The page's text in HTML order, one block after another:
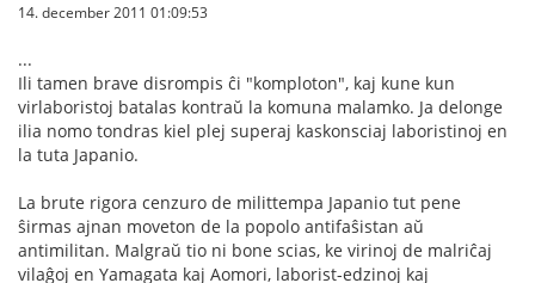
14. december 2011 01:09:53
...
Ili tamen brave disrompis ĉi "komploton", kaj kune kun
virlaboristoj batalas kontraŭ la komuna malamko. Ja delonge
ilia nomo tondras kiel plej superaj kaskonsciaj laboristinoj en
la tuta Japanio.
La brute rigora cenzuro de milittempa Japanio tut pene
ŝirmas ajnan moveton de la popolo antifaŝistan aŭ
antimilitan. Malgraŭ tio ni bone scias, ke virinoj de malriĉaj
vilaĝoj en Yamagata kaj Aomori, laborist-edzinoj kaj